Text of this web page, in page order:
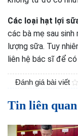
Các loại hạt lợi
các bà mẹ sau
lượng sữa. Tuy
liên hệ bác sĩ để
Đánh giá bài viết
Tin liên quan